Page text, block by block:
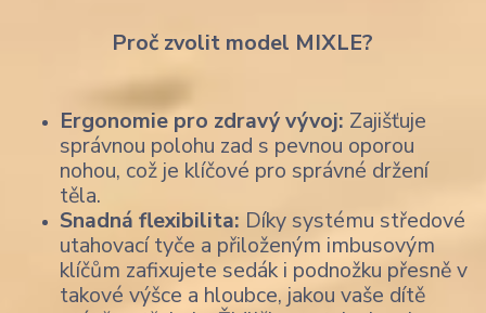
Proč zvolit model MIXLE?
Ergonomie pro zdravý vývoj: Zajišťuje
správnou polohu zad s pevnou oporou
nohou, což je klíčové pro správné držení
těla.
Snadná flexibilita: Díky systému středové
utahovací tyče a přiloženým imbusovým
klíčům zafixujete sedák i podnožku přesně v
takové výšce a hloubce, jakou vaše dítě